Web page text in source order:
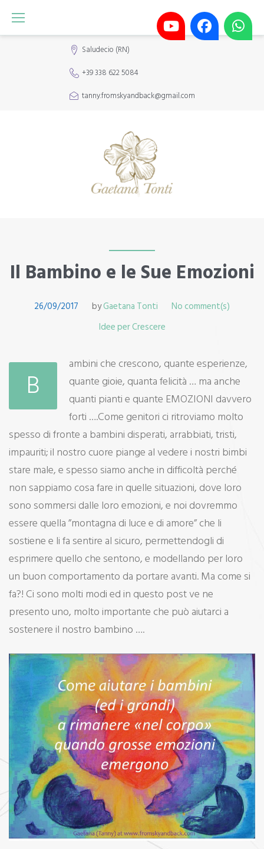
Saludecio (RN)
+39 338 622 5084
tanny.fromskyandback@gmail.com
Il Bambino e le Sue Emozioni
26/09/2017 byGaetana Tonti
No comment(s)
Idee per Crescere
B
ambini che crescono, quante esperienze,
quante gioie, quanta felicità … ma anche
quanti pianti e quante EMOZIONI davvero
forti ….Come genitori ci ritroviamo molto
spesso di fronte a bambini disperati, arrabbiati, tristi,
impauriti; il nostro cuore piange al vedere i nostri bimbi
stare male, e spesso siamo anche in difficoltà perché
non sappiamo cosa fare in quelle situazioni, dove loro
sono sommersi dalle loro emozioni, e noi dovremmo
essere quella ”montagna di luce e di amore” che li
sostiene e li fa sentire al sicuro, permettendogli di
esprimere quello che sentono, e modellando per loro
un buon comportamento da portare avanti. Ma come si
fa?! Ci sono molti modi ed in questo post ve ne
presento uno, molto importante che può aiutarci a
sostenere il nostro bambino ….